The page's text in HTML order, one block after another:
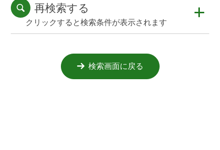
再検索する
クリックすると検索条件が表示されます
検索画面に戻る